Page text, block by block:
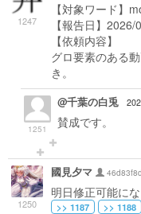
1247
【対象ワード】
【報告日】2026/
【依頼内容】
グロ要素のある
き。
1251
@千葉の白兎
賛成です。
1250
國見夕マ
明日修正可能に
>> 1187 >> 1188